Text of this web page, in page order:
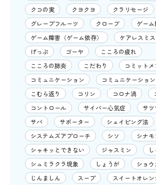
クコの実
クヨクヨ クラリセージ
グレープフルーツ
クローブ
ゲーム
ゲーム障害（ゲーム依存）
ケアレスミス
げっぷ
ゴーヤ
こころの疲れ
こころの肺炎
こだわり
コミットメ
コミュニケーション
コミュニケーショ
こむら返り
コリン コロナ渦
コントロール
サイバー心気症
サツ
サバ
サポーター
シェイピング法
システムズアプローチ
シソ
シナモ
シャキッとできない
ジャスミン
シュミラクラ現象
しょうが
ショ
じんましん
スープ
スイートオレン